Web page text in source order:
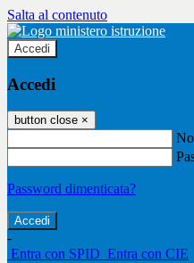
Salta al contenuto
Accedi
Accedi
button close ×
Password dimenticata?
-
Entra con SPID Entra con CIE